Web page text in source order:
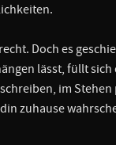
Doch es
lässt, füllt sich
im
zuhause